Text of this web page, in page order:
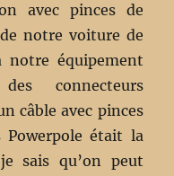
avec pinces de
notre voiture de
notre équipement
connecteurs
câble avec pinces
Powerpole était la
sais qu’on peut